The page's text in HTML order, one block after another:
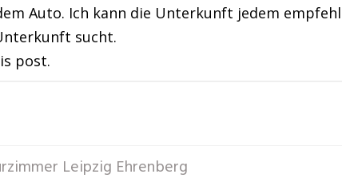
Auto. Ich kann die Unterkunft jedem
sucht.
post.
Leipzig Ehrenberg